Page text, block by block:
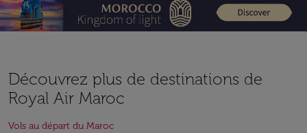
Découvrez plus de destinations de
Royal Air Maroc
Vols au départ du Maroc